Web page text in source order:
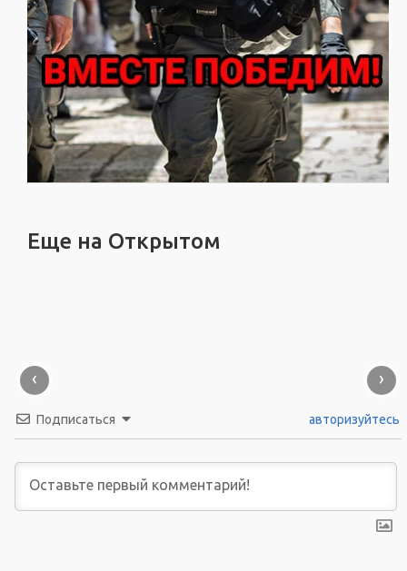
Еще на Открытом
‹ ›
Подписаться авторизуйтесь